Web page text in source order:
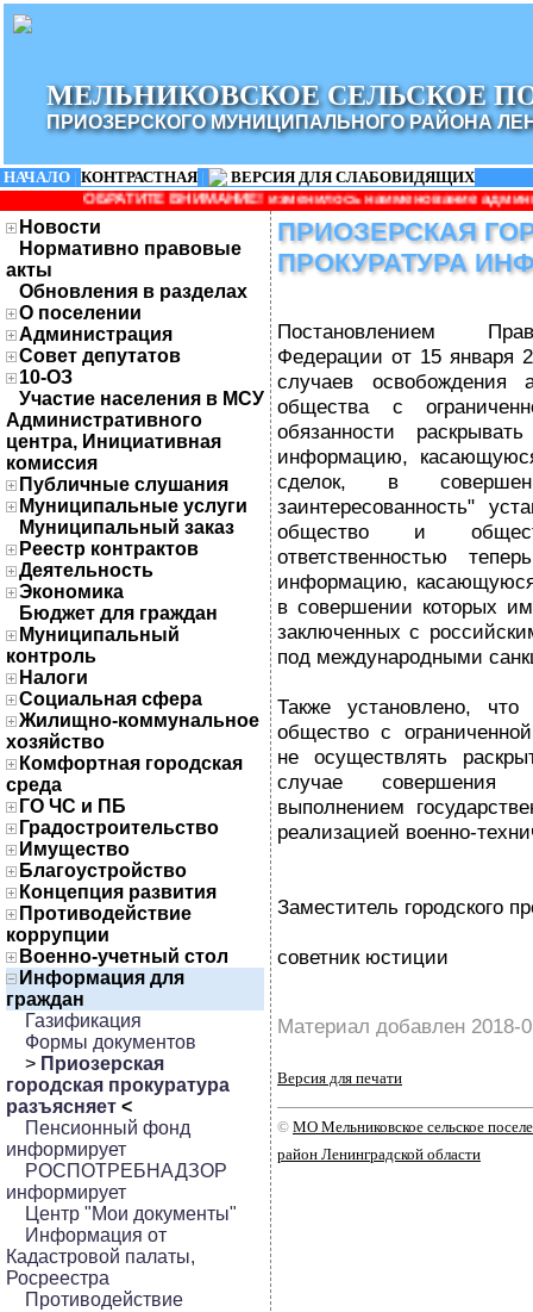
МЕЛЬНИКОВСКОЕ СЕЛЬСКОЕ
ПРИОЗЕРСКОГО МУНИЦИПАЛЬНОГО РАЙОНА
НАЧАЛО | КОНТРАСТНАЯ |
ВЕРСИЯ ДЛЯ СЛАБОВИДЯЩИХ
ВНИМАНИЕ! изменилось наименование администрации:
Новости
Нормативно правовые
акты
Обновления в разделах
О поселении
Администрация
Совет депутатов
10-ОЗ
Участие населения в МСУ
Административного
центра, Инициативная
комиссия
Публичные слушания
Муниципальные услуги
Муниципальный заказ
Реестр контрактов
Деятельность
Экономика
Бюджет для граждан
Муниципальный
контроль
Налоги
Социальная сфера
Жилищно-коммунальное
хозяйство
Комфортная городская
среда
ГО ЧС и ПБ
Градостроительство
Имущество
Благоустройство
Концепция развития
Противодействие
коррупции
Военно-учетный стол
Информация для
граждан
Газификация
Формы документов
> Приозерская
городская прокуратура
разъясняет <
Пенсионный фонд
информирует
РОСПОТРЕБНАДЗОР
информирует
Центр "Мои документы"
Информация от
Кадастровой палаты,
Росреестра
Противодействие
ПРИОЗЕРСКАЯ
ПРОКУРАТУРА
Постановлением
Федерации от 15 января
случаев освобождения
общества с
обязанности
информацию,
сделок, в
заинтересованность"
общество и
ответственностью
информацию,
в совершении которых
заключенных с
под международными
Также установлено,
общество с
не осуществлять
случае совершения
выполнением
реализацией военно-
Заместитель городского
советник юстиции
Материал добавлен 2018-
Версия для печати
© МО Мельниковское сельское
район Ленинградской области